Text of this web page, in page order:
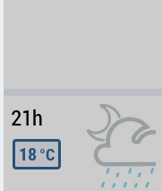
21h
18 °C